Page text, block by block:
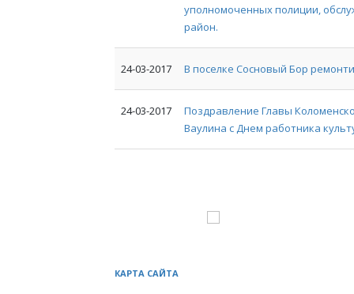
уполномоченных полиции,
район.
24-03-2017 В поселке Сосновый Бор
24-03-2017
Поздравление Главы
Ваулина с Днем работника
КАРТА САЙТА